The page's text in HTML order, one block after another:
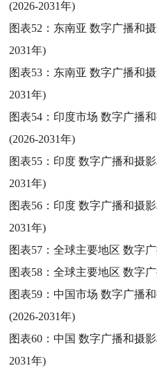
(2026-2031年)
图表52： 东南亚 数字广播和
2031年)
图表53： 东南亚 数字广播和
2031年)
图表54： 印度市场 数字广播
(2026-2031年)
图表55： 印度 数字广播和摄
2031年)
图表56： 印度 数字广播和摄
2031年)
图表57：全球主要地区 数字
图表58：全球主要地区 数字
图表59：中国市场 数字广播
(2026-2031年)
图表60：中国 数字广播和摄
2031年)